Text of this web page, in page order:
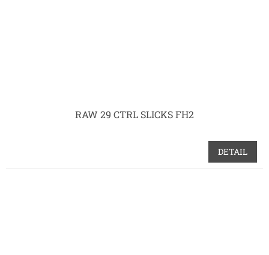
RAW 29 CTRL SLICKS FH2
DETAIL